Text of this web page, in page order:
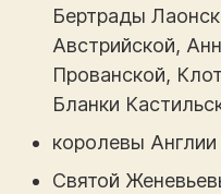
Бертрады
Австрийской,
Прованской,
Бланки
королевы
Святой